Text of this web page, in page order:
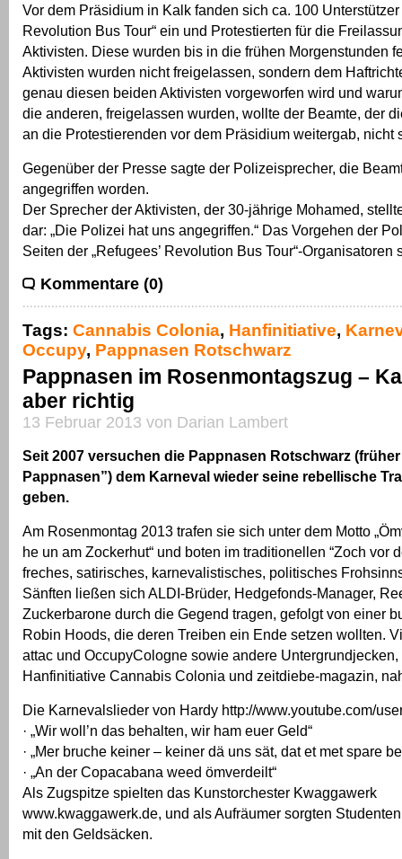
Vor dem Präsidium in Kalk fanden sich ca. 100 Unterstützer
Revolution Bus Tour“ ein und Protestierten für die
Aktivisten. Diese wurden bis in die frühen Morgenstunden
Aktivisten wurden nicht freigelassen, sondern dem
genau diesen beiden Aktivisten vorgeworfen wird und
die anderen, freigelassen wurden, wollte der Beamte, der
an die Protestierenden vor dem Präsidium weitergab, nicht
Gegenüber der Presse sagte der Polizeisprecher, die
angegriffen worden.
Der Sprecher der Aktivisten, der 30-jährige Mohamed,
dar: „Die Polizei hat uns angegriffen.“ Das Vorgehen der
Seiten der „Refugees’ Revolution Bus Tour“-Organisatoren
Kommentare (0)
Tags: Cannabis Colonia, Hanfinitiative,
Occupy, Pappnasen Rotschwarz
Pappnasen im Rosenmontagszug –
aber richtig
13 Februar 2013 von Darian Lambert
Seit 2007 versuchen die Pappnasen Rotschwarz (früher
Pappnasen”) dem Karneval wieder seine rebellische
geben.
Am Rosenmontag 2013 trafen sie sich unter dem Motto
he un am Zockerhut“ und boten im traditionellen “Zoch vor
freches, satirisches, karnevalistisches, politisches
Sänften ließen sich ALDI-Brüder, Hedgefonds-Manager,
Zuckerbarone durch die Gegend tragen, gefolgt von einer
Robin Hoods, die deren Treiben ein Ende setzen wollten.
attac und OccupyCologne sowie andere
Hanfinitiative Cannabis Colonia und zeitdiebe-magazin,
Die Karnevalslieder von Hardy http://www.youtube.com/
· „Wir woll’n das behalten, wir ham euer Geld“
· „Mer bruche keiner – keiner dä uns sät, dat et met spare
· „An der Copacabana weed ömverdeilt“
Als Zugspitze spielten das Kunstorchester Kwaggawerk
www.kwaggawerk.de, und als Aufräumer sorgten
mit den Geldsäcken.